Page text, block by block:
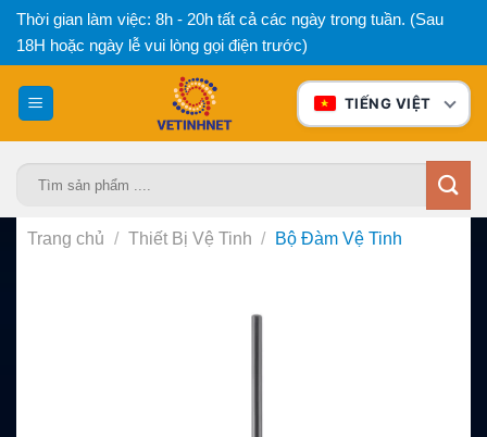
Bỏ
qua
nội
dung
Thời gian làm việc: 8h - 20h tất cả các ngày trong tuần. (Sau
18H hoặc ngày lễ vui lòng gọi điện trước)
TIẾNG VIỆT
Trang chủ / Thiết Bị Vệ Tinh / Bộ Đàm Vệ Tinh